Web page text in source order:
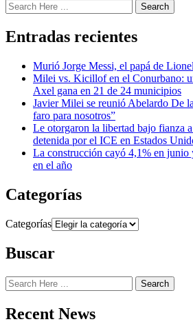
Search
Entradas recientes
Murió Jorge Messi, el papá de
Milei vs. Kicillof en el Conurbano:
Axel gana en 21 de 24 municipios
Javier Milei se reunió Abelardo De
faro para nosotros”
Le otorgaron la libertad bajo fianza
detenida por el ICE en Estados
La construcción cayó 4,1% en junio
en el año
Categorías
Categorías
Buscar
Search
Recent News